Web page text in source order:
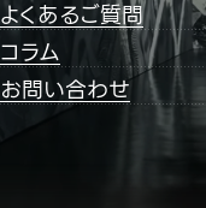
よくあるご質問
コラム
お問い合わせ